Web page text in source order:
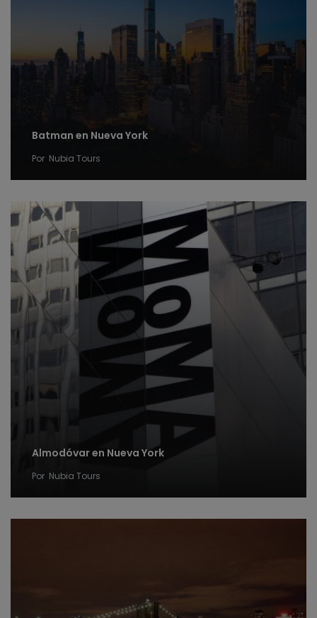
Batman en Nueva York
Por Nubia Tours
Almodóvar en Nueva York
Por Nubia Tours